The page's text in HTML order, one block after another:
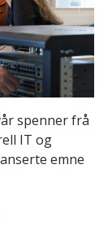
spenner frå
IT og
emne